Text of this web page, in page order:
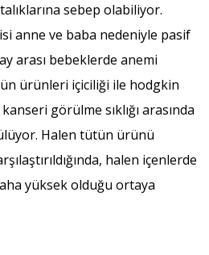
sebep olabiliyor.
anne ve baba nedeniyle pasif
arası bebeklerde anemi
ürünleri içiciliği ile hodgkin
görülme sıklığı arasında
Halen tütün ürünü
halen içenlerde
yüksek olduğu ortaya